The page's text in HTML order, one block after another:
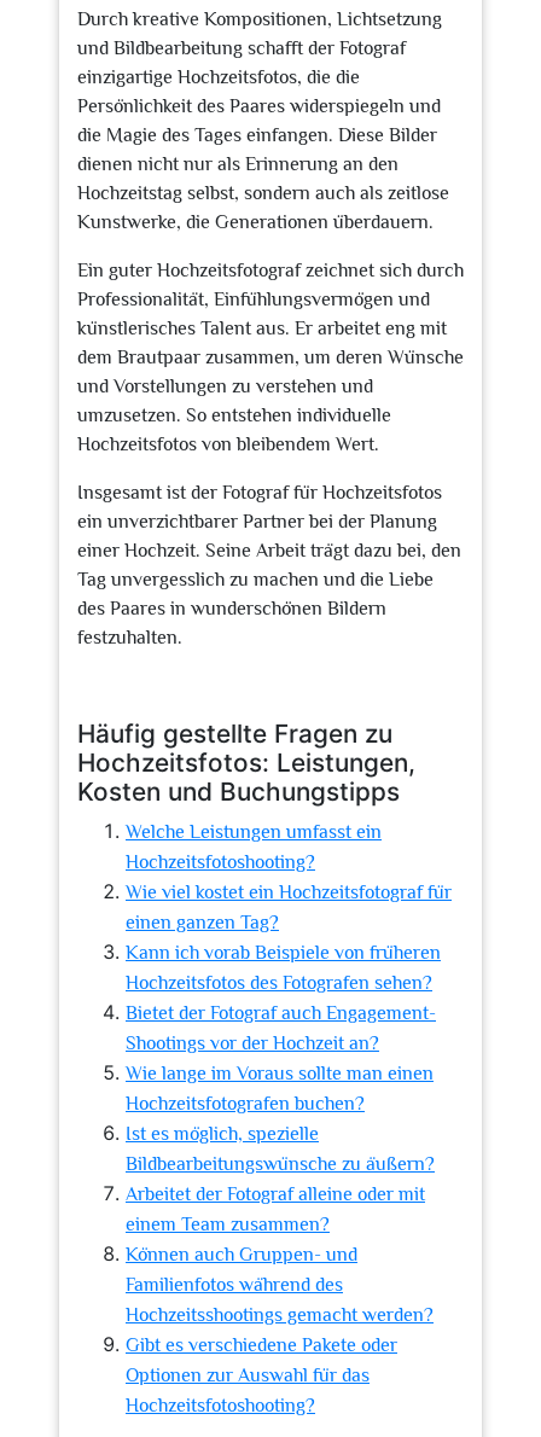
Durch kreative Kompositionen, Lichtsetzung
und Bildbearbeitung schafft der Fotograf
einzigartige Hochzeitsfotos, die die
Persönlichkeit des Paares widerspiegeln und
die Magie des Tages einfangen. Diese Bilder
dienen nicht nur als Erinnerung an den
Hochzeitstag selbst, sondern auch als zeitlose
Kunstwerke, die Generationen überdauern.
Ein guter Hochzeitsfotograf zeichnet sich durch
Professionalität, Einfühlungsvermögen und
künstlerisches Talent aus. Er arbeitet eng mit
dem Brautpaar zusammen, um deren Wünsche
und Vorstellungen zu verstehen und
umzusetzen. So entstehen individuelle
Hochzeitsfotos von bleibendem Wert.
Insgesamt ist der Fotograf für Hochzeitsfotos
ein unverzichtbarer Partner bei der Planung
einer Hochzeit. Seine Arbeit trägt dazu bei, den
Tag unvergesslich zu machen und die Liebe
des Paares in wunderschönen Bildern
festzuhalten.
Häufig gestellte Fragen zu
Hochzeitsfotos: Leistungen,
Kosten und Buchungstipps
Welche Leistungen umfasst ein
Hochzeitsfotoshooting?
Wie viel kostet ein Hochzeitsfotograf für
einen ganzen Tag?
Kann ich vorab Beispiele von früheren
Hochzeitsfotos des Fotografen sehen?
Bietet der Fotograf auch Engagement-
Shootings vor der Hochzeit an?
Wie lange im Voraus sollte man einen
Hochzeitsfotografen buchen?
Ist es möglich, spezielle
Bildbearbeitungswünsche zu äußern?
Arbeitet der Fotograf alleine oder mit
einem Team zusammen?
Können auch Gruppen- und
Familienfotos während des
Hochzeitsshootings gemacht werden?
Gibt es verschiedene Pakete oder
Optionen zur Auswahl für das
Hochzeitsfotoshooting?